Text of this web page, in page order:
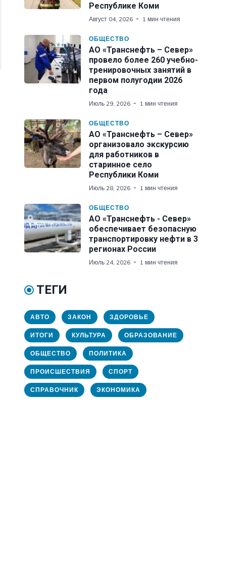
Республике Коми
Август 04, 2026 1 мин чтения
ОБЩЕСТВО
АО «Транснефть – Север»
провело более 260 учебно-
тренировочных занятий в
первом полугодии 2026
года
Июль 29, 2026 1 мин чтения
ОБЩЕСТВО
АО «Транснефть – Север»
организовало экскурсию
для работников в
старинное село
Республики Коми
Июль 28, 2026 1 мин чтения
ОБЩЕСТВО
АО «Транснефть - Север»
обеспечивает безопасную
транспортировку нефти в 3
регионах России
Июль 24, 2026 1 мин чтения
ТЕГИ
АВТО ЗАКОН ЗДОРОВЬЕ
ИТОГИ КУЛЬТУРА ОБРАЗОВАНИЕ
ОБЩЕСТВО ПОЛИТИКА
ПРОИСШЕСТВИЯ СПОРТ
СПРАВОЧНИК ЭКОНОМИКА